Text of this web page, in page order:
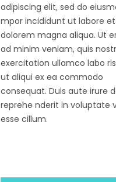
adipiscing elit, sed do
mpor incididunt ut labore et
dolorem magna aliqua. Ut
ad minim veniam, quis
exercitation ullamco labo
ut aliqui ex ea commodo
consequat. Duis aute irure
reprehe nderit in voluptate
esse cillum.